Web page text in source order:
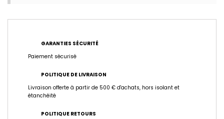
GARANTIES SÉCURITÉ
Paiement sécurisé
POLITIQUE DE LIVRAISON
Livraison offerte à partir de 500 € d'achats, hors isolant et
étanchéité
POLITIQUE RETOURS